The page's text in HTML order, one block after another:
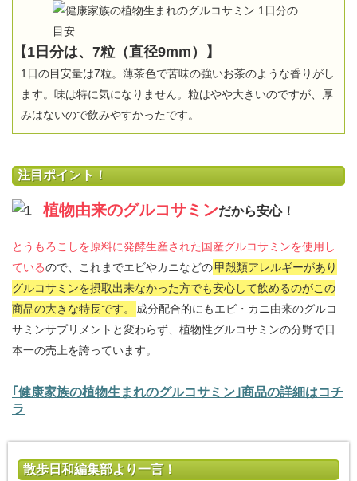
【1日分は、7粒（直径9mm）】
1日の目安量は7粒。薄茶色で苦味の強いお茶のような香りがし
ます。味は特に気になりません。粒はやや大きいのですが、厚
みはないので飲みやすかったです。
注目ポイント！
植物由来のグルコサミンだから安心！
とうもろこしを原料に発酵生産された国産グルコサミンを使用し
ているので、これまでエビやカニなどの甲殻類アレルギーがあり
グルコサミンを摂取出来なかった方でも安心して飲めるのがこの
商品の大きな特長です。
成分配合的にもエビ・カニ由来のグルコ
サミンサプリメントと変わらず、植物性グルコサミンの分野で日
本一の売上を誇っています。
｢健康家族の植物生まれのグルコサミン｣商品の詳細はコチ
ラ
散歩日和編集部より一言！